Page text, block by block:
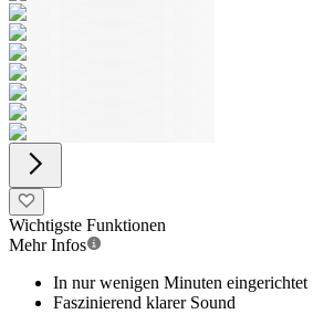
Wichtigste Funktionen
Mehr Infos
In nur wenigen Minuten eingerichtet
Faszinierend klarer Sound